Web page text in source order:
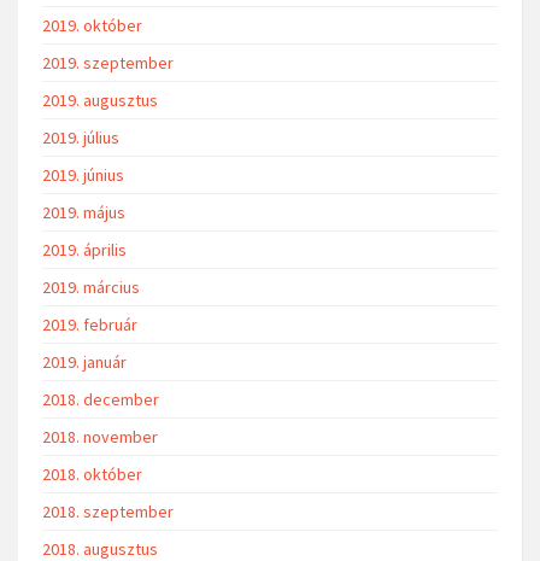
2019. október
2019. szeptember
2019. augusztus
2019. július
2019. június
2019. május
2019. április
2019. március
2019. február
2019. január
2018. december
2018. november
2018. október
2018. szeptember
2018. augusztus